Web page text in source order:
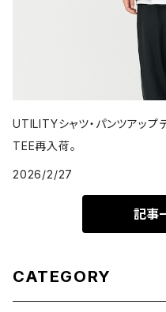
UTILITYシャツ・パンツアップ
TEE再入荷。
2026/2/27
記事
CATEGORY